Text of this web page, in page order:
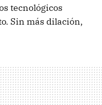
tecnológicos
Sin más dilación,